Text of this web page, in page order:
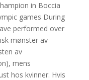
in Boccia
games During
performed over
mønster av
av
mens
hos kvinner. Hvis